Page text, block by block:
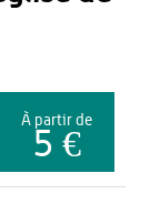
À partir de
5 €